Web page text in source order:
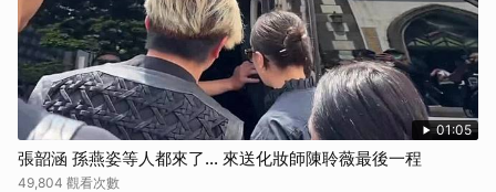
01:05
張韶涵 孫燕姿等人都來了... 來送化妝師陳聆薇最後一程
49,804 觀看次數